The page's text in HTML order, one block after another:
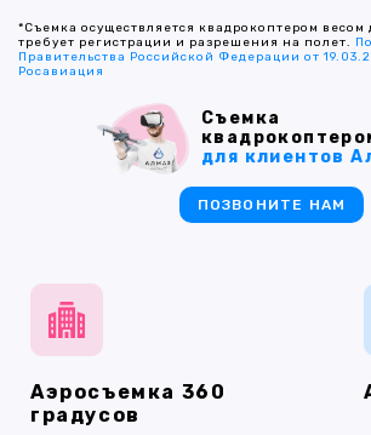
Аэросъемка 360
градусов
*Съемка осуществляется квадрокоптером весом
требует регистрации и разрешения на полет.
Правительства Российской Федерации от
Росавиация
Съемка
для клиентов
ПОЗВОНИТЕ НАМ